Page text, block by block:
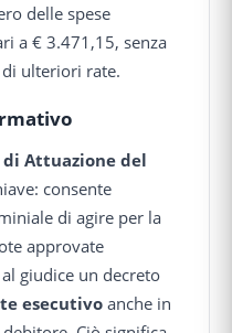
delle spese
a € 3.471,15, senza
di ulteriori rate.
Attuazione del
consente
di agire per la
approvate
giudice un decreto
esecutivo anche in